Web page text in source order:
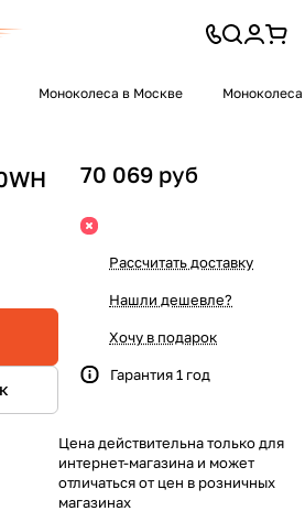
Моноколеса в Москве
70 069 руб
Рассчитать доставку
Нашли дешевле?
Хочу в подарок
Гарантия 1 год
Цена действительна только для
интернет-магазина и может
отличаться от цен в розничных
магазинах